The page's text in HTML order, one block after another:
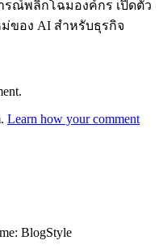
รณ์พลิกโฉมองค์กร เปิดตัว
ม่ของ AI สำหรับธุรกิจ
Learn how your comment
BlogStyle